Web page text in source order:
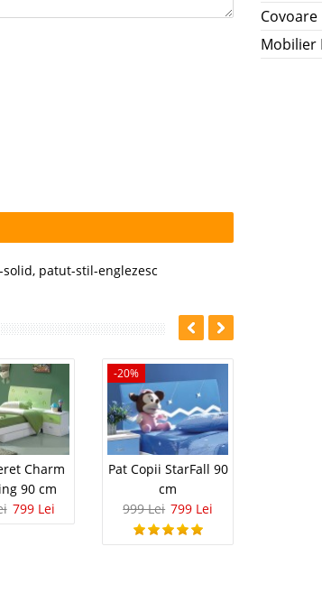
, patut-stil-englezesc
Charm
90 cm
799 Lei
-20%
Pat Copii StarFall 90
cm
999 Lei 799 Lei
Covoare
Mobilier